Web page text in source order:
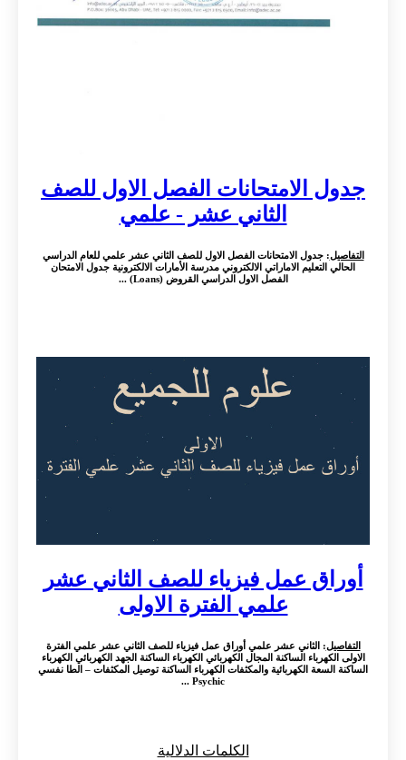
جدول الامتحانات الفصل الاول للصف
الثاني عشر - علمي
التفاصيل: جدول الامتحانات الفصل الاول للصف الثاني عشر علمي للعام الدراسي
الحالي التعليم الاماراتي الالكتروني مدرسة الأمارات الالكترونية جدول الامتحان
الفصل الاول الدراسي القروض (Loans) ...
أوراق عمل فيزياء للصف الثاني عشر
علمي الفترة الاولى
التفاصيل: الثاني عشر علمي أوراق عمل فيزياء للصف الثاني عشر علمي الفترة
الاولى الكهرباء الساكنة المجال الكهربائي الكهرباء الساكنة الجهد الكهربائي الكهرباء
الساكنة السعة الكهربائية والمكثفات الكهرباء الساكنة توصيل المكثفات – الطا نفسي
Psychic ...
الكلمات الدلالية